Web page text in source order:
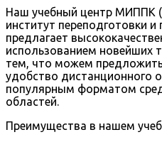
Наш учебный центр МИППК
институт переподготовки
предлагает
использованием новейших
тем, что можем
удобство дистанционного
популярным форматом
областей.
Преимущества в нашем